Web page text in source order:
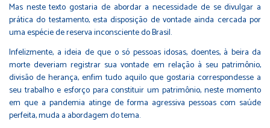
Mas neste texto gostaria de abordar a necessidade de se divulgar a
prática do testamento, esta disposição de vontade ainda cercada por
uma espécie de reserva inconsciente do Brasil.
Infelizmente, a ideia de que o só pessoas idosas, doentes, à beira da
morte deveriam registrar sua vontade em relação à seu patrimônio,
divisão de herança, enfim tudo aquilo que gostaria correspondesse a
seu trabalho e esforço para constituir um patrimônio, neste momento
em que a pandemia atinge de forma agressiva pessoas com saúde
perfeita, muda a abordagem do tema.